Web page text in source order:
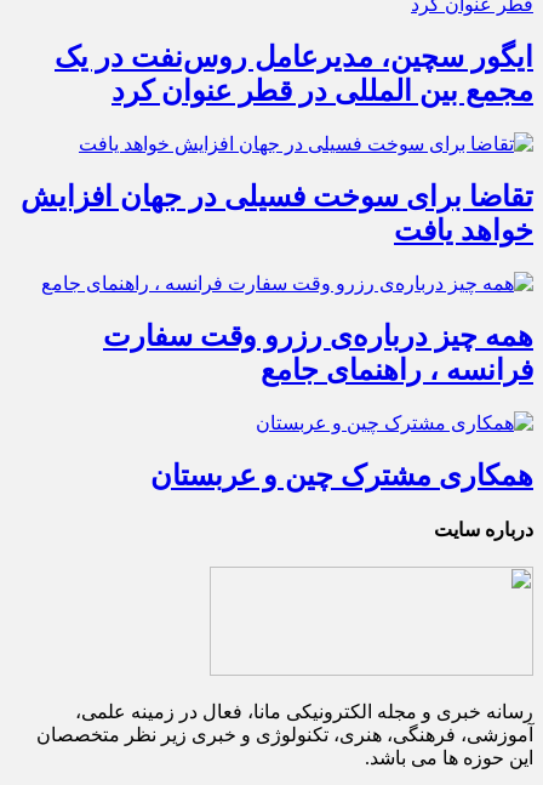
ایگور سچین، مدیرعامل روس‌نفت در یک
مجمع بین المللی در قطر عنوان کرد
تقاضا برای سوخت فسیلی در جهان افزایش
خواهد یافت
همه چیز درباره‌ی رزرو وقت سفارت
فرانسه ، راهنمای جامع
همکاری مشترک چین و عربستان
درباره سایت
رسانه خبری و مجله الکترونیکی مانا، فعال در زمینه علمی،
آموزشی، فرهنگی، هنری، تکنولوژی و خبری زیر نظر متخصصان
این حوزه ها می باشد.